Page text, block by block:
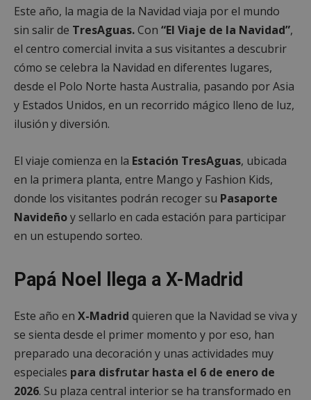
Este año, la magia de la Navidad viaja por el mundo
sin salir de TresAguas.Con “El Viaje de la Navidad”,
el centro comercial invita a sus visitantes a descubrir
cómo se celebra la Navidad en diferentes lugares,
desde el Polo Norte hasta Australia, pasando por Asia
y Estados Unidos, en un recorrido mágico lleno de luz,
ilusión y diversión.
El viaje comienza en la Estación TresAguas, ubicada
en la primera planta, entre Mango y Fashion Kids,
donde los visitantes podrán recoger su Pasaporte
Navideñoy sellarlo en cada estación para participar
en un estupendo sorteo.
Papá Noel llega a X-Madrid
Este año en X-Madrid quieren que la Navidad se viva y
se sienta desde el primer momento y por eso, han
preparado una decoración y unas actividades muy
especiales para disfrutar hasta el 6 de enero de
2026. Su plaza central interior se ha transformado en
CookieScriptConsent
CookieScript
mostoleshoy.com
4 semanas
__cf_bm
VISITOR_PRIVACY_METADATA
YouTube
.youtube.com
5 meses 4